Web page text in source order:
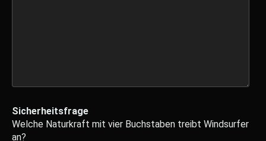
Sicherheitsfrage
Welche Naturkraft mit vier Buchstaben treibt Windsurfer
an?